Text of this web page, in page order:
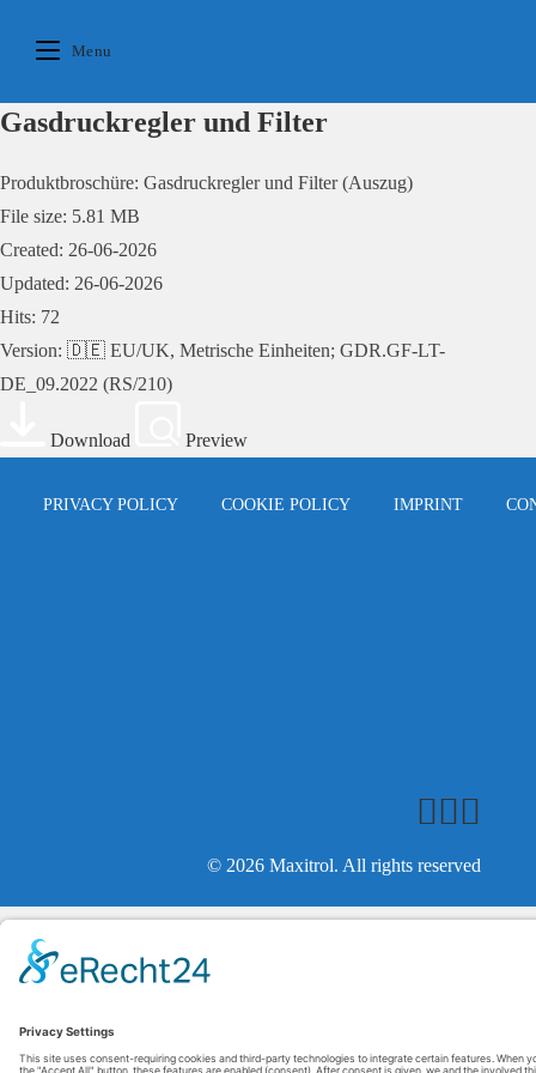
Menu
Gasdruckregler und Filter
Produktbroschüre: Gasdruckregler und Filter (Auszug)
File size: 5.81 MB
Created: 26-06-2026
Updated: 26-06-2026
Hits: 72
Version: 🇩🇪 EU/UK, Metrische Einheiten; GDR.GF-LT-
DE_09.2022 (RS/210)
Download Preview
PRIVACY POLICY COOKIE POLICY IMPRINT
© 2026 Maxitrol. All rights reserved